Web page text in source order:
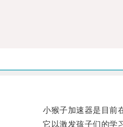
小猴子加速器是目前在
它以激发孩子们的学习